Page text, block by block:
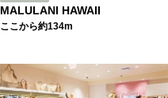
MALULANI HAWAII
ここから約134m